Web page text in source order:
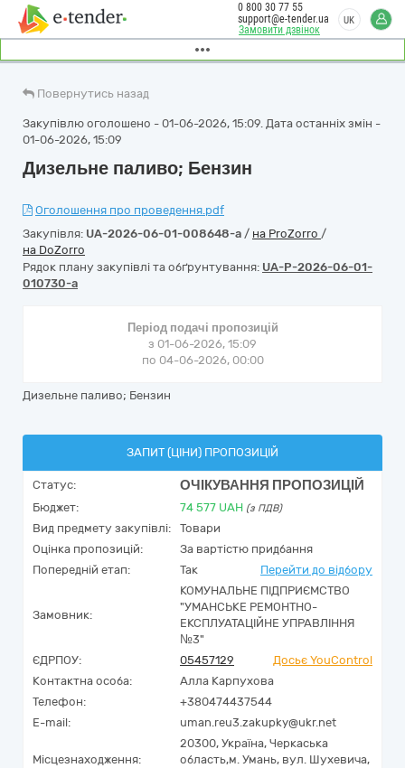
Замовити дзвінок
0 800 30 77 55
support@e-tender.ua
UK
Повернутись назад
Закупівлю оголошено - 01-06-2026, 15:09. Дата останніх змін -
01-06-2026, 15:09
Дизельне паливо; Бензин
Оголошення про проведення.pdf
Закупівля: UA-2026-06-01-008648-a / на ProZorro /
на DoZorro
Рядок плану закупівлі та обґрунтування: UA-P-2026-06-01-
010730-a
Період подачі пропозицій
з 01-06-2026, 15:09
по 04-06-2026, 00:00
Дизельне паливо; Бензин
ЗАПИТ (ЦІНИ) ПРОПОЗИЦІЙ
Статус: ОЧІКУВАННЯ ПРОПОЗИЦІЙ
Бюджет: 74 577 UAH (з ПДВ)
Вид предмету закупівлі:
Товари
Оцінка пропозицій:
За вартістю придбання
Попередній етап:
Так Перейти до відбору
Замовник:
КОМУНАЛЬНЕ ПІДПРИЄМСТВО
"УМАНСЬКЕ РЕМОНТНО-
ЕКСПЛУАТАЦІЙНЕ УПРАВЛІННЯ
№3"
ЄДРПОУ:
05457129
Досьє YouControl
Контактна особа:
Алла Карпухова
Телефон:
+380474437544
E-mail:
uman.reu3.zakupky@ukr.net
Місцезнаходження:
20300, Україна, Черкаська
область,м. Умань, вул. Шухевича,